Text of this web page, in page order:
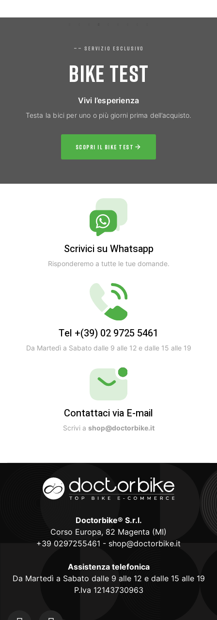
—— SERVIZIO ESCLUSIVO
BIKE TEST
Vivi l’esperienza
Testa la bici per uno o più giorni prima dell’acquisto.
SCOPRI IL BIKE TEST
Scrivici su Whatsapp
Risponderemo a tutte le tue domande.
Tel +(39) 02 9725 5461
Da Martedì a Sabato dalle 9 alle 12 e dalle 15 alle 19
Contattaci via E-mail
Scrivi a shop@doctorbike.it
Doctorbike® S.r.l.
Corso Europa, 82 Magenta (MI)
+39 0297255461 - shop@doctorbike.it
Assistenza telefonica
Da Martedì a Sabato dalle 9 alle 12 e dalle 15 alle 19
P.Iva 12143730963